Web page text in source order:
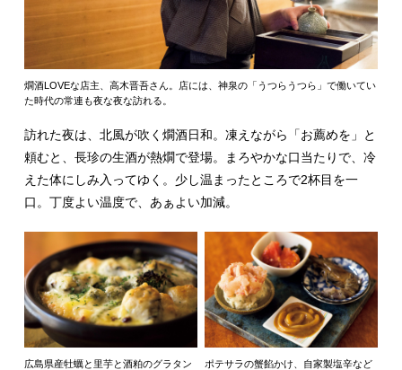
燗酒LOVEな店主、高木晋吾さん。店には、神泉の「うつらうつら」で働いてい
た時代の常連も夜な夜な訪れる。
訪れた夜は、北風が吹く燗酒日和。凍えながら「お薦めを」と
頼むと、長珍の生酒が熱燗で登場。まろやかな口当たりで、冷
えた体にしみ入ってゆく。少し温まったところで2杯目を一
口。丁度よい温度で、あぁよい加減。
広島県産牡蠣と里芋と酒粕のグラタン
ポテサラの蟹餡かけ、自家製塩辛など